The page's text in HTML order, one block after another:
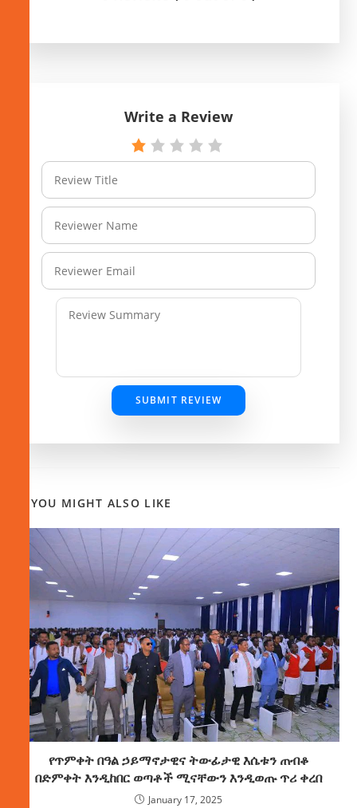
Write a Review
SUBMIT REVIEW
YOU MIGHT ALSO LIKE
የጥምቀት በዓል ኃይማኖታዊና ትውፊታዊ እሴቱን ጠብቆ
በድምቀት እንዲከበር ወጣቶች ሚናቸውን እንዲወጡ ጥሪ ቀረበ
January 17, 2025